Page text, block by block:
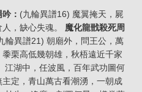
： (九輪異譜16) 魔翼掩天，屍
，缺心失魂。 魔化龍戩殺死周
輪異譜21) 朝廟外，問王公，萬
栗高低幾朝雄，秋梧遠近千家
江湖中，任波風，百年武功圖何
主定，青山萬古看潮湧，一朝成